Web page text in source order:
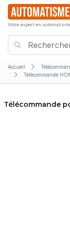
Votre expert en
Accueil
Télécommande
Télécommande